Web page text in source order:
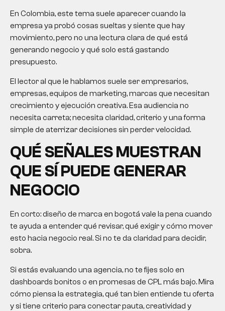
En Colombia, este tema suele aparecer cuando la
empresa ya probó cosas sueltas y siente que hay
movimiento, pero no una lectura clara de qué está
generando negocio y qué solo está gastando
presupuesto.
El lector al que le hablamos suele ser empresarios,
empresas, equipos de marketing, marcas que necesitan
crecimiento y ejecución creativa. Esa audiencia no
necesita carreta; necesita claridad, criterio y una forma
simple de aterrizar decisiones sin perder velocidad.
QUÉ SEÑALES MUESTRAN
QUE SÍ PUEDE GENERAR
NEGOCIO
En corto: diseño de marca en bogotá vale la pena cuando
te ayuda a entender qué revisar, qué exigir y cómo mover
esto hacia negocio real. Si no te da claridad para decidir,
sobra.
Si estás evaluando una agencia, no te fijes solo en
dashboards bonitos o en promesas de CPL más bajo. Mira
cómo piensa la estrategia, qué tan bien entiende tu oferta
y si tiene criterio para conectar pauta, creatividad y